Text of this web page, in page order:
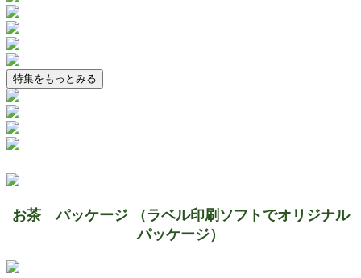
特集をもっとみる
お茶 パッケージ （ラベル印刷ソフトでオリジナル
パッケージ）